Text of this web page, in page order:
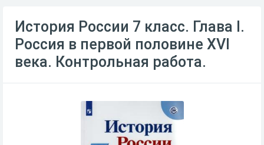
История России 7 класс. Глава I.
Россия в первой половине XVI
века. Контрольная работа.